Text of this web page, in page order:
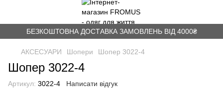
БЕЗКОШТОВНА ДОСТАВКА ЗАМОВЛЕНЬ ВІД 4000₴
АКСЕСУАРИ Шопери Шопер 3022-4
Шопер 3022-4
Артикул: 3022-4 Написати відгук